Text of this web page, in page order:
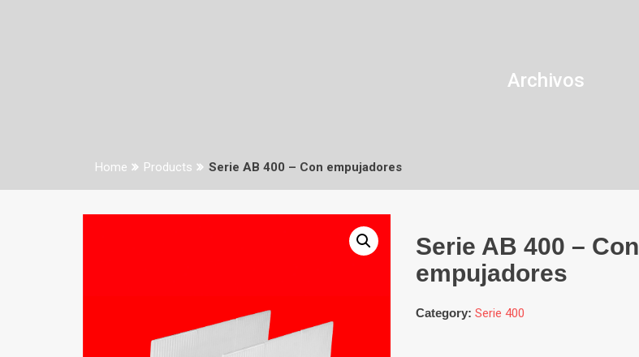
Archivos
Home Products Serie AB 400 – Con empujadores
Serie AB 400 – Con
empujadores
Category:Serie 400